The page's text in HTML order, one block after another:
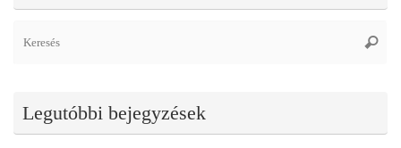
Legutóbbi bejegyzések